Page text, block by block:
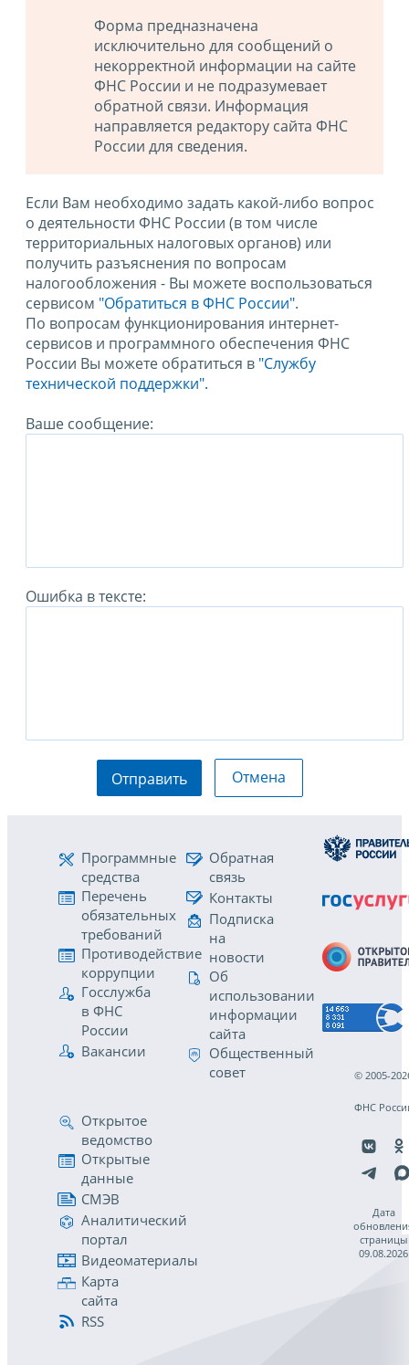
Форма предназначена
исключительно для сообщений о
некорректной информации на сайте
ФНС России и не подразумевает
обратной связи. Информация
направляется редактору сайта ФНС
России для сведения.
Если Вам необходимо задать какой-либо вопрос
о деятельности ФНС России (в том числе
территориальных налоговых органов) или
получить разъяснения по вопросам
налогообложения - Вы можете воспользоваться
сервисом "Обратиться в ФНС России".
По вопросам функционирования интернет-
сервисов и программного обеспечения ФНС
России Вы можете обратиться в "Службу
технической поддержки".
Ваше сообщение:
Ошибка в тексте:
Отправить Отмена
Программные
средства
Перечень
обязательных
требований
Противодействие
коррупции
Госслужба
в ФНС
России
Вакансии
Обратная
связь
Контакты
Подписка
на
новости
Об
использовании
информации
сайта
Общественный
совет
Открытое
ведомство
Открытые
данные
СМЭВ
Аналитический
портал
Видеоматериалы
Карта
сайта
RSS
© 2005-
ФНС
Дата
страницы
09.08.2026